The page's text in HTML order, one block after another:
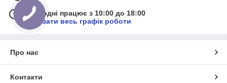
Сьогодні працює з 10:00 до 18:00
Показати весь графік роботи
Про нас
Контакти